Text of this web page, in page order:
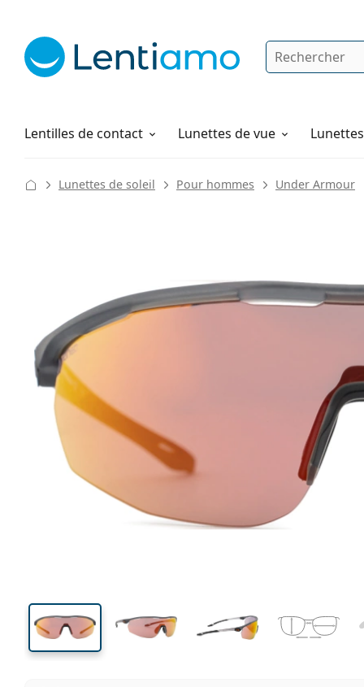
Rechercher
Lentilles de contact
Solutions Lunettes de vue
Comment commander
Lunettes de soleil Pour hommes Under Armour
Largeur des verres Largeur des verres
Largeur
des verres